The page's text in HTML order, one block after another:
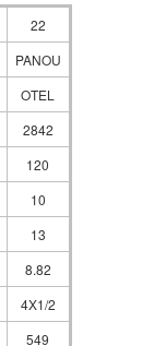
22
PANOU
OTEL
2842
120
10
13
8.82
4X1/2
549